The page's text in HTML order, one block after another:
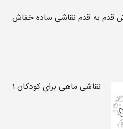
قدم به قدم نقاشی ساده خفاش
نقاشی ماهی برای کودکان ۱